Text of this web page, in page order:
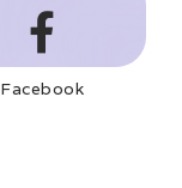
Facebook